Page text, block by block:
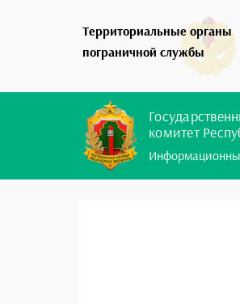
Территориальные органы
пограничной службы
комитет